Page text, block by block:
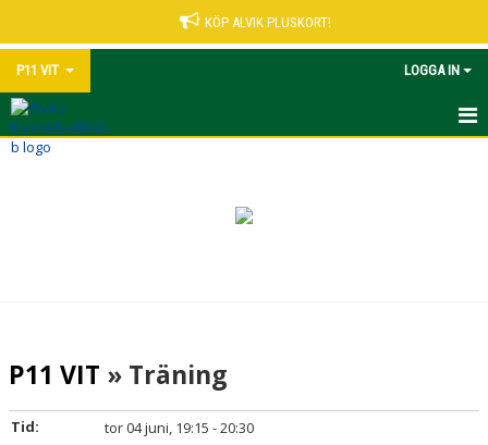
KÖP ALVIK PLUSKORT!
P11 VIT LOGGA IN
HEM
P11 VIT » Träning
Tid:
tor 04 juni, 19:15 - 20:30